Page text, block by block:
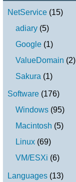
NetService (15)
adiary (5)
Google (1)
ValueDomain (2)
Sakura (1)
Software (176)
Windows (95)
Macintosh (5)
Linux (69)
VM/ESXi (6)
Languages (13)